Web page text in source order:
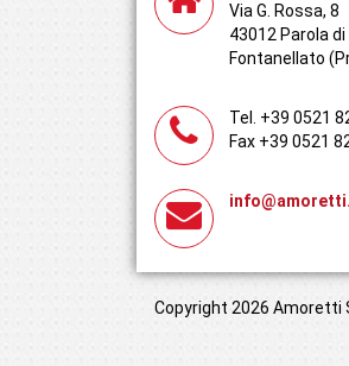
Via G. Rossa, 8
43012 Parola di
Fontanellato
Tel. +39 0521
Fax +39 0521
Copyright 2026 Amoretti